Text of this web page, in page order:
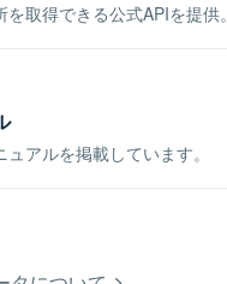
取得できる公式APIを提供。
アルを掲載しています。